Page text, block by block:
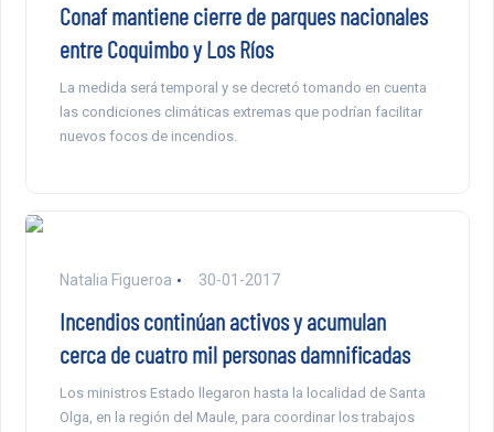
Conaf mantiene cierre de parques nacionales
entre Coquimbo y Los Ríos
La medida será temporal y se decretó tomando en cuenta
las condiciones climáticas extremas que podrían facilitar
nuevos focos de incendios.
Natalia Figueroa 30-01-2017
Incendios continúan activos y acumulan
cerca de cuatro mil personas damnificadas
Los ministros Estado llegaron hasta la localidad de Santa
Olga, en la región del Maule, para coordinar los trabajos